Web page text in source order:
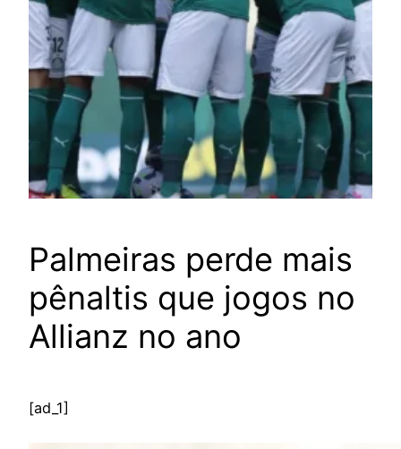
Palmeiras perde mais
pênaltis que jogos no
Allianz no ano
[ad_1]